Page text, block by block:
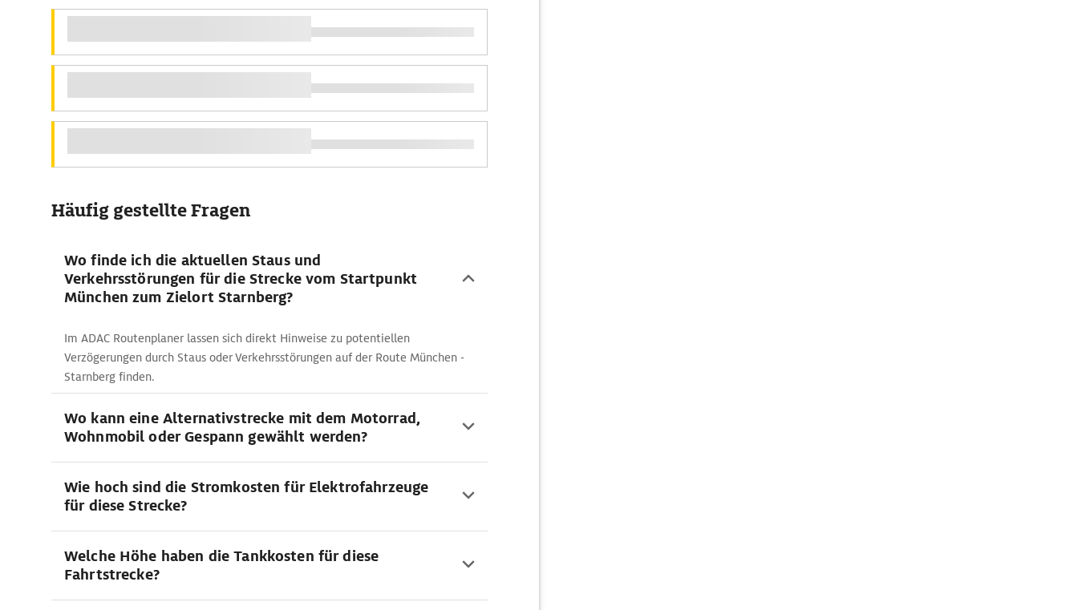
Häufig gestellte Fragen
Wo finde ich die aktuellen Staus und
Verkehrsstörungen für die Strecke vom Startpunkt
München zum Zielort Starnberg?
Im ADAC Routenplaner lassen sich direkt Hinweise zu potentiellen
Verzögerungen durch Staus oder Verkehrsstörungen auf der Route München -
Starnberg finden.
Wo kann eine Alternativstrecke mit dem Motorrad,
Wohnmobil oder Gespann gewählt werden?
Wie hoch sind die Stromkosten für Elektrofahrzeuge
für diese Strecke?
Welche Höhe haben die Tankkosten für diese
Fahrtstrecke?